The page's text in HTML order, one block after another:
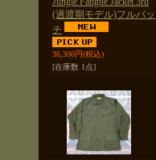
(過渡期モデル)フルパッ
チ
36,300円(税込)
[在庫数 1点]